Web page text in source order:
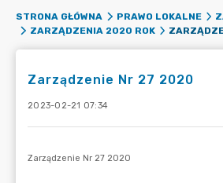
STRONA GŁÓWNA PRAWO LOKALNE
ZARZĄDZENIA 2020 ROK
Zarządzenie Nr 27 2020
2023-02-21 07:34